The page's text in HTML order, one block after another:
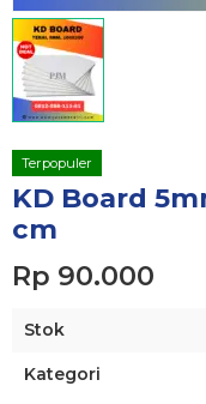
Terpopuler
KD Board
cm
Rp 90.000
Stok
Kategori